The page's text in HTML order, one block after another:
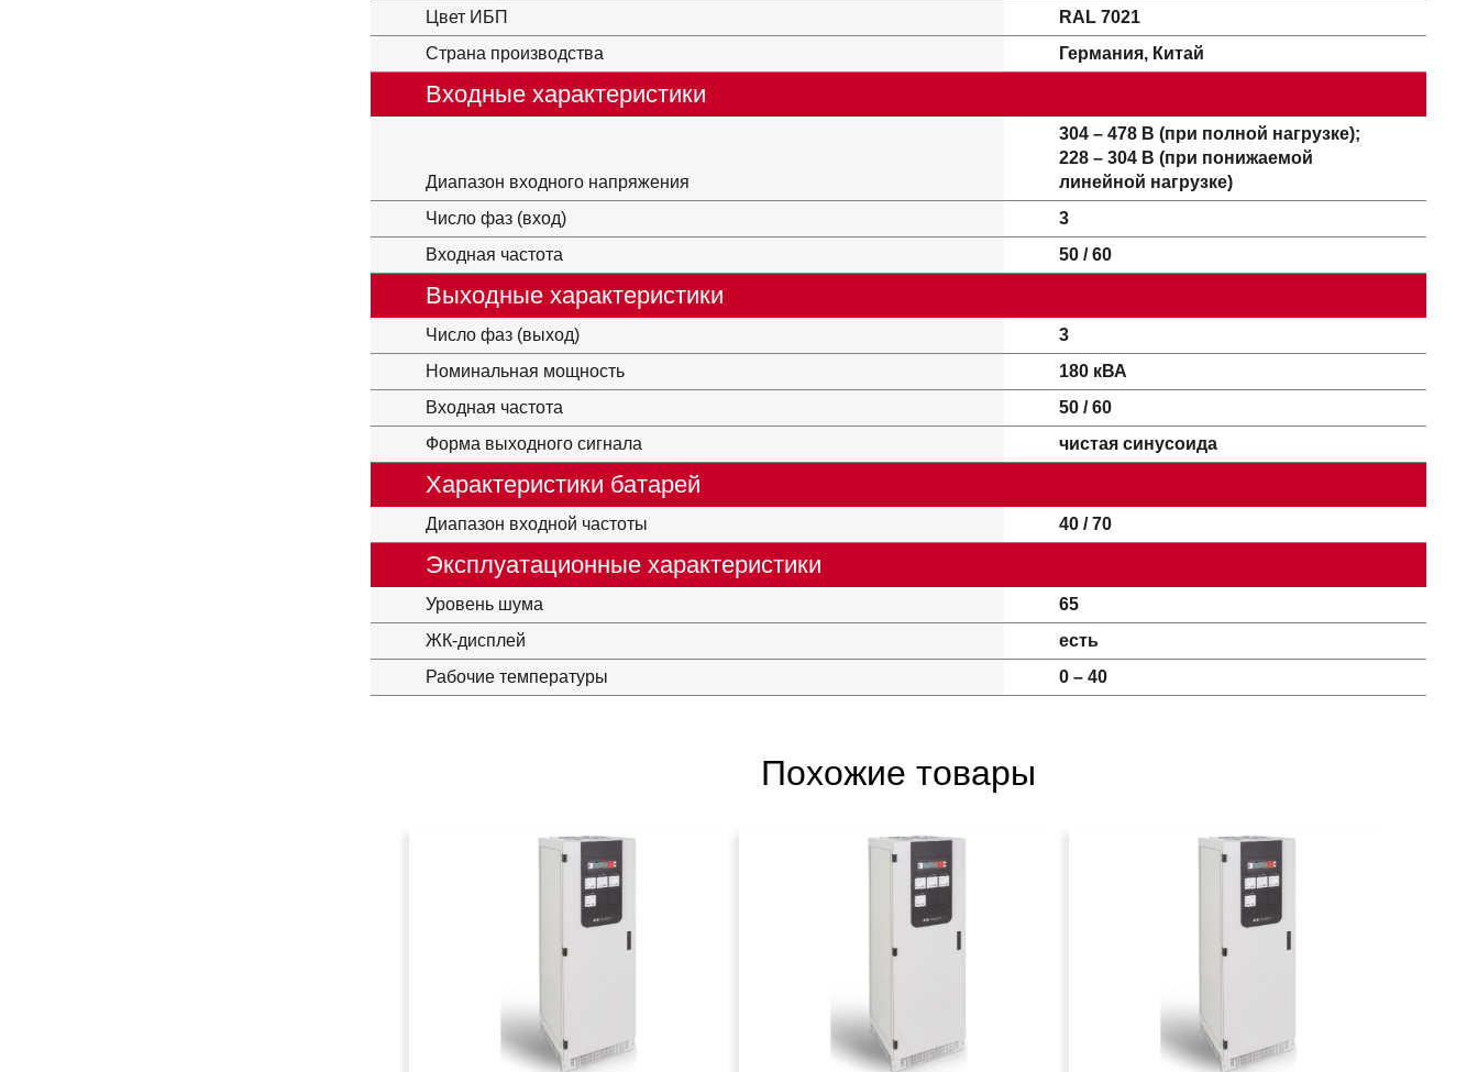
Цвет ИБП
RAL 7021
Страна производства
Германия, Китай
Входные характеристики
Диапазон входного напряжения
304 – 478 В (при полной нагрузке);
228 – 304 В (при понижаемой
линейной нагрузке)
Число фаз (вход)
3
Входная частота
50 / 60
Выходные характеристики
Число фаз (выход)
3
Номинальная мощность
180 кВА
Входная частота
50 / 60
Форма выходного сигнала
чистая синусоида
Характеристики батарей
Диапазон входной частоты 40 / 70
Эксплуатационные характеристики
Уровень шума
65
ЖК-дисплей
есть
Рабочие температуры
0 – 40
Похожие товары